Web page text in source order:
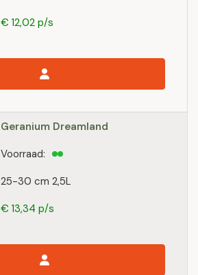
€ 12,02 p/s
Geranium Dreamland
25-30 cm 2,5L
Voorraad:
€ 13,34 p/s